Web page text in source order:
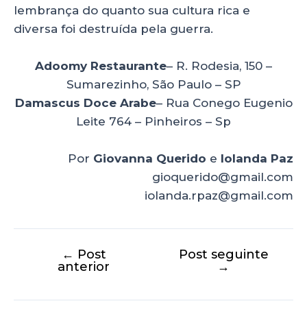
lembrança do quanto sua cultura rica e
diversa foi destruída pela guerra.
Adoomy Restaurante– R. Rodesia, 150 –
Sumarezinho, São Paulo – SP
Damascus Doce Arabe– Rua Conego Eugenio
Leite 764 – Pinheiros – Sp
Por Giovanna Querido e Iolanda Paz
gioquerido@gmail.com
iolanda.rpaz@gmail.com
← Post
anterior
Post seguinte
→